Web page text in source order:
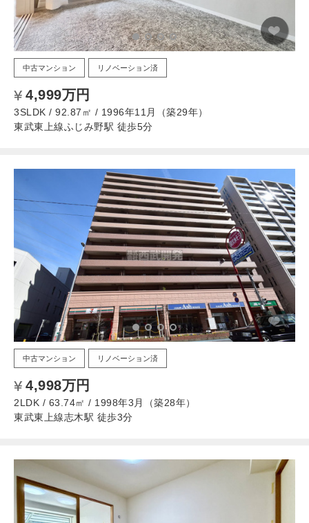
中古マンション リノベーション済
4,999万円
3SLDK / 92.87㎡ / 1996年11月（築29年）
東武東上線ふじみ野駅 徒歩5分
中古マンション リノベーション済
4,998万円
2LDK / 63.74㎡ / 1998年3月（築28年）
東武東上線志木駅 徒歩3分